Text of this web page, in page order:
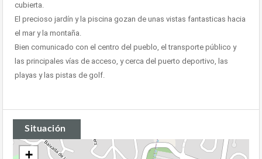
cubierta.
El precioso jardín y la piscina gozan de unas vistas fantasticas hacia
el mar y la montaña.
Bien comunicado con el centro del pueblo, el transporte público y
las principales vías de acceso, y cerca del puerto deportivo, las
playas y las pistas de golf.
Situación
+